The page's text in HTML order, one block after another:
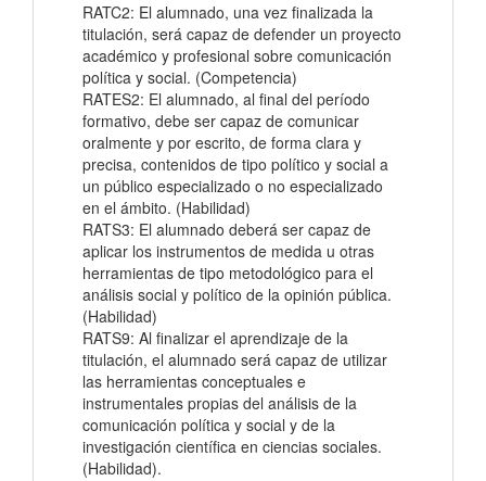
RATC2: El alumnado, una vez finalizada la
titulación, será capaz de defender un proyecto
académico y profesional sobre comunicación
política y social. (Competencia)
RATES2: El alumnado, al final del período
formativo, debe ser capaz de comunicar
oralmente y por escrito, de forma clara y
precisa, contenidos de tipo político y social a
un público especializado o no especializado
en el ámbito. (Habilidad)
RATS3: El alumnado deberá ser capaz de
aplicar los instrumentos de medida u otras
herramientas de tipo metodológico para el
análisis social y político de la opinión pública.
(Habilidad)
RATS9: Al finalizar el aprendizaje de la
titulación, el alumnado será capaz de utilizar
las herramientas conceptuales e
instrumentales propias del análisis de la
comunicación política y social y de la
investigación científica en ciencias sociales.
(Habilidad).